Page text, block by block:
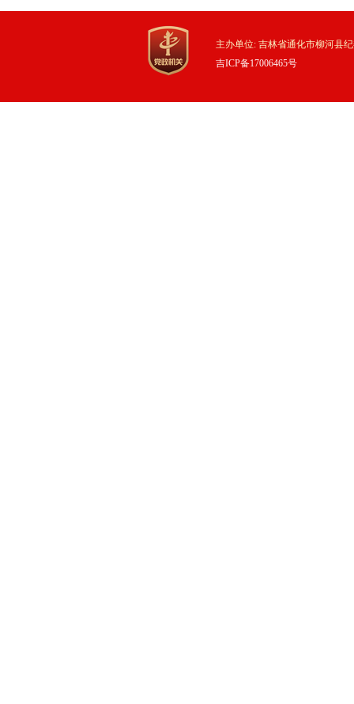
主办单位: 吉林省通化市柳河县
吉ICP备17006465号